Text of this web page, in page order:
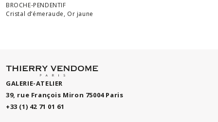
BROCHE-PENDENTIF
Cristal d’émeraude, Or jaune
GALERIE-ATELIER
39, rue François Miron 75004 Paris
+33 (1) 42 71 01 61